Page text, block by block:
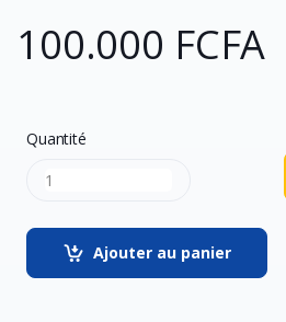
100.000 FCFA
Quantité
Ajouter au panier